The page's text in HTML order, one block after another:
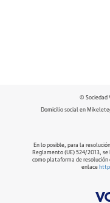
© Sociedad
Domicilio social en
En lo posible, para la
Reglamento (UE) 524/2013, se
como plataforma de resolución
enlace